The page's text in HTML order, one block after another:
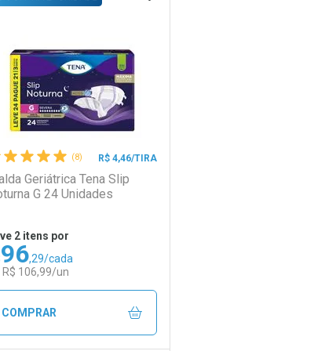
Ativar Desconto
Comprar sem Desconto
Comprar 2 unidades
Por R$ 100,75/cada
Comprar sem Desconto
(8) R$ 4,46/TIRA
Geriátrica Tena Slip
G 24 Unidades
2 itens por
96,29/cada
R$ 106,99/un
COMPRAR